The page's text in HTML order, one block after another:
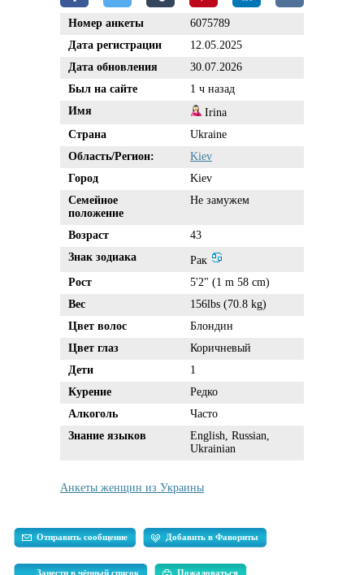
Номер анкеты
6075789
Дата регистрации
12.05.2025
Дата обновления
30.07.2026
Был на сайте
1 ч назад
Имя
Irina
Страна
Ukraine
Область/Регион:
Kiev
Город
Kiev
Семейное
положение
Не замужем
Возраст
43
Знак зодиака
Рак
Рост
5'2" (1 m 58 cm)
Вес
156lbs (70.8 kg)
Цвет волос
Блондин
Цвет глаз
Коричневый
Дети
1
Курение
Редко
Алкоголь
Часто
Знание языков
English, Russian,
Ukrainian
Анкеты женщин из Украины
Отправить сообщение Добавить в Фавориты
Занести в чёрный список Пожаловаться